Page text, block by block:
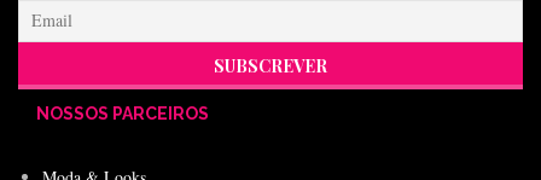
NOSSOS PARCEIROS